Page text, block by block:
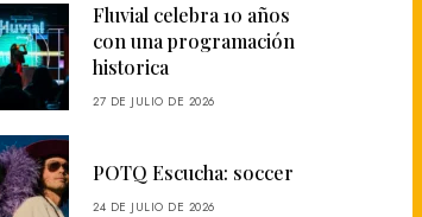
Fluvial celebra 10 años
con una programación
historica
27 DE JULIO DE 2026
POTQ Escucha: soccer
24 DE JULIO DE 2026